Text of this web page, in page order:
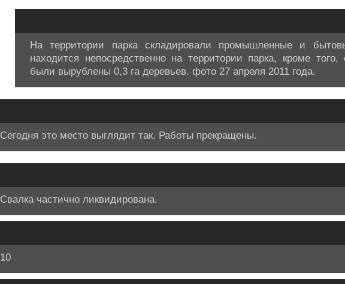
На территории парка складировали промышленные и
находится непосредственно на территории парка, кроме
были вырублены 0,3 га деревьев. фото 27 апреля 2011 года.
Сегодня это место выглядит так. Работы прекращены.
Свалка частично ликвидирована.
10